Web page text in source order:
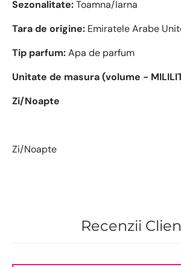
Sezonalitate:Toamna/Iarna
Tara de origine: Emiratele Arabe
Tip parfum:Apa de parfum
Unitate de masura (volume -
Zi/Noapte
Zi/Noapte
Recenzii